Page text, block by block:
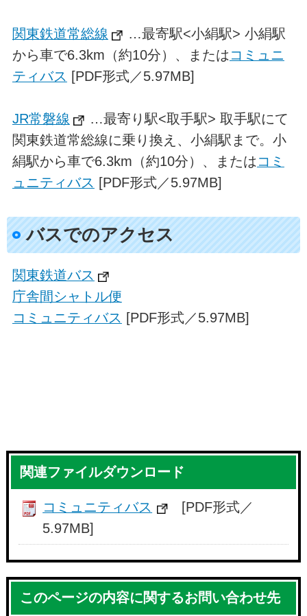
関東鉄道常総線
…最寄駅<小絹駅> 小絹駅
から車で6.3km（約10分）、または コミュニ
ティバス [PDF形式／5.97MB]
JR常磐線
…最寄り駅<取手駅> 取手駅にて
関東鉄道常総線に乗り換え、小絹駅まで。小
絹駅から車で6.3km（約10分）、または コミ
ュニティバス [PDF形式／5.97MB]
バスでのアクセス
関東鉄道バス
庁舎間シャトル便
コミュニティバス [PDF形式／5.97MB]
関連ファイルダウンロード
コミュニティバス
[PDF形式／
5.97MB]
このページの内容に関するお問い合わせ先